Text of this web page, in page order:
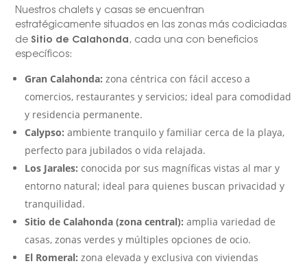
Nuestros chalets y casas se encuentran
estratégicamente situados en las zonas más codiciadas
deSitio de Calahonda, cada una con beneficios
específicos:
Gran Calahonda: zona céntrica con fácil acceso a
comercios, restaurantes y servicios; ideal para comodidad
y residencia permanente.
Calypso: ambiente tranquilo y familiar cerca de la playa,
perfecto para jubilados o vida relajada.
Los Jarales: conocida por sus magníficas vistas al mar y
entorno natural; ideal para quienes buscan privacidad y
tranquilidad.
Sitio de Calahonda (zona central): amplia variedad de
casas, zonas verdes y múltiples opciones de ocio.
El Romeral: zona elevada y exclusiva con viviendas